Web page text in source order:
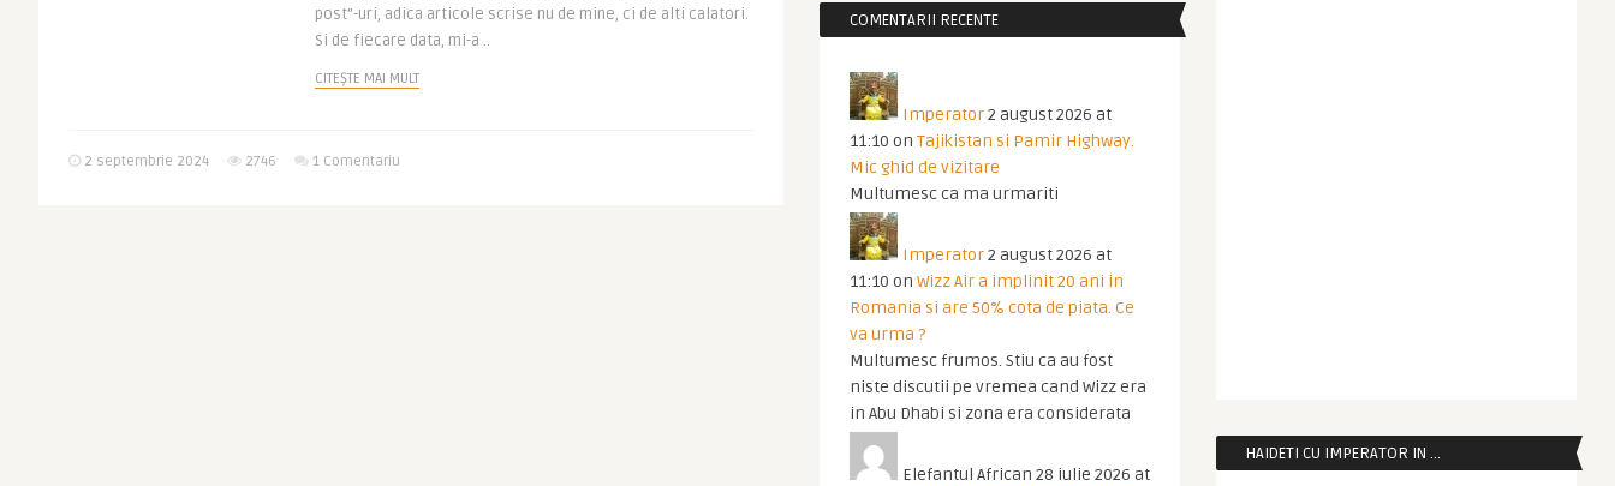
post”-uri, adica articole scrise nu de mine, ci de alti calatori.
Si de fiecare data, mi-a ..
CITEȘTE MAI MULT
2 septembrie 2024 2746 1 Comentariu
COMENTARII RECENTE
Imperator2 august 2026 at
11:10 on Tajikistan si Pamir Highway.
Mic ghid de vizitare
Multumesc ca ma urmariti
Imperator2 august 2026 at
11:10 on Wizz Air a implinit 20 ani in
Romania si are 50% cota de piata. Ce
va urma ?
Multumesc frumos. Stiu ca au fost
niste discutii pe vremea cand Wizz era
in Abu Dhabi si zona era considerata
Elefantul African 28 iulie 2026 at
HAIDETI CU IMPERATOR IN …